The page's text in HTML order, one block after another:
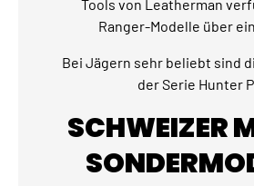
Tools von Leatherman
Ranger-Modelle über
Bei Jägern sehr beliebt sind
der Serie Hunter
SCHWEIZER